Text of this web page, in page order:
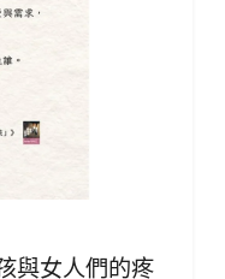
與女人們的疼